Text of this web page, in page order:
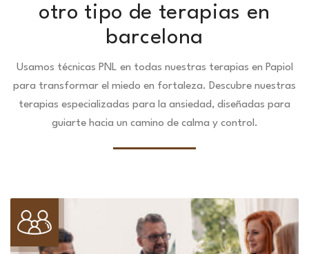
otro tipo de terapias en
barcelona
Usamos técnicas PNL en todas nuestras terapias en Papiol
para transformar el miedo en fortaleza. Descubre nuestras
terapias especializadas para la ansiedad, diseñadas para
guiarte hacia un camino de calma y control.